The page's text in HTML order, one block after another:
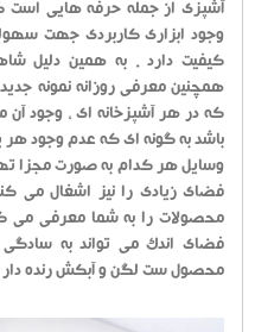
آشپزی از جمله حرفه هایی است
وجود ابزاری کاربردی جهت
کیفیت دارد . به همین دلیل
همچنین معرفی روزانه نمونه
که در هر آشپزخانه ای ، وجود آن
باشد به گونه ای که عدم وجود هر
وسایل هر کدام به صورت مجزا
فضای زیادی را نیز اشغال می
محصولات را به شما معرفی می
فضای اندک می تواند به سادگی
محصول ست لگن و آبکش رنده دار